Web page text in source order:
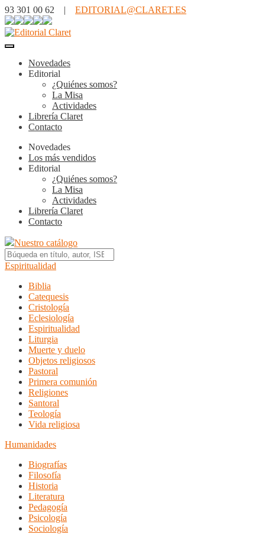
93 301 00 62 | EDITORIAL@CLARET.ES
Novedades
Editorial
¿Quiénes somos?
La Misa
Actividades
Librería Claret
Contacto
Novedades
Los más vendidos
Editorial
¿Quiénes somos?
La Misa
Actividades
Librería Claret
Contacto
Nuestro catálogo
Espiritualidad
Biblia
Catequesis
Cristología
Eclesiología
Espiritualidad
Liturgia
Muerte y duelo
Objetos religiosos
Pastoral
Primera comunión
Religiones
Santoral
Teología
Vida religiosa
Humanidades
Biografías
Filosofía
Historia
Literatura
Pedagogía
Psicología
Sociología